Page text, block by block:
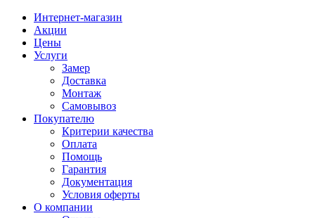
Интернет-магазин
Акции
Цены
Услуги
Замер
Доставка
Монтаж
Самовывоз
Покупателю
Критерии качества
Оплата
Помощь
Гарантия
Документация
Условия оферты
О компании